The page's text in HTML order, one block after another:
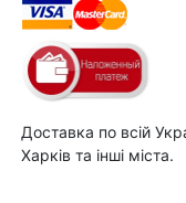
Доставка по всій
Харків та інші міста.